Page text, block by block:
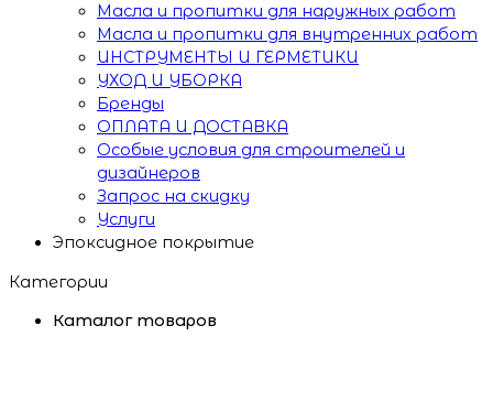
Масла и пропитки для наружных работ
Масла и пропитки для внутренних работ
ИНСТРУМЕНТЫ И ГЕРМЕТИКИ
УХОД И УБОРКА
Бренды
ОПЛАТА И ДОСТАВКА
Особые условия для строителей и
дизайнеров
Запрос на скидку
Услуги
Эпоксидное покрытие
Категории
Каталог товаров